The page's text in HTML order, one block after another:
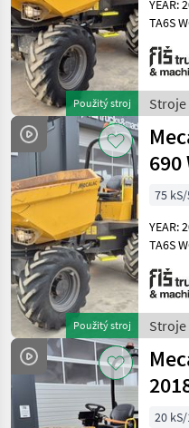
Mecalac
Thwaites
Wacker
Neuson
JCB
Zobraziť
všetkých
28
MODEL
6s
Použitý stroj
YEAR:
TA6S
55KW
QUICK
SPEED
Stroje
Použitý stroj
690
75
YEAR:
TA6S
55KW
QUICK
SPEED
Stroje
20